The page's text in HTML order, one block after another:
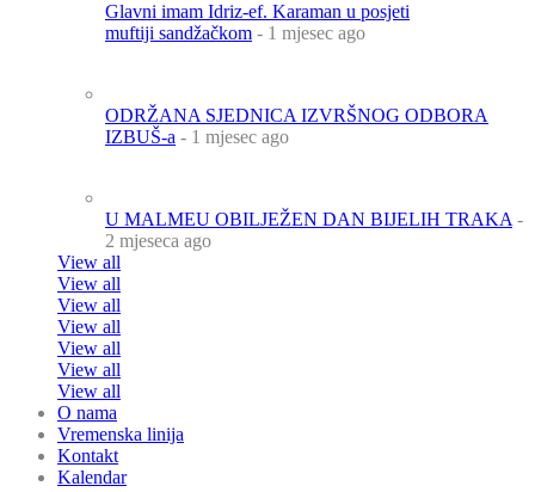
Glavni imam Idriz-ef. Karaman u posjeti
muftiji sandžačkom - 1 mjesec ago
ODRŽANA SJEDNICA IZVRŠNOG ODBORA
IZBUŠ-a - 1 mjesec ago
U MALMEU OBILJEŽEN DAN BIJELIH TRAKA -
2 mjeseca ago
View all
View all
View all
View all
View all
View all
View all
O nama
Vremenska linija
Kontakt
Kalendar